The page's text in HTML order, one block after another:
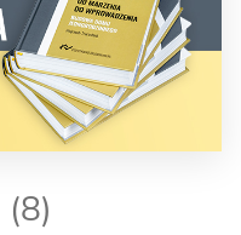
(8)